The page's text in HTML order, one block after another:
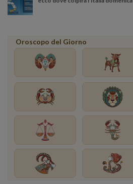
Oroscopo del Giorno